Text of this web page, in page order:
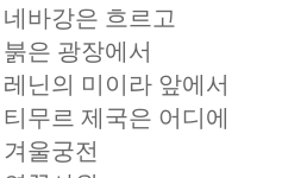
네바강은 흐르고
붉은 광장에서
레닌의 미이라 앞에서
티무르 제국은 어디에
겨울궁전